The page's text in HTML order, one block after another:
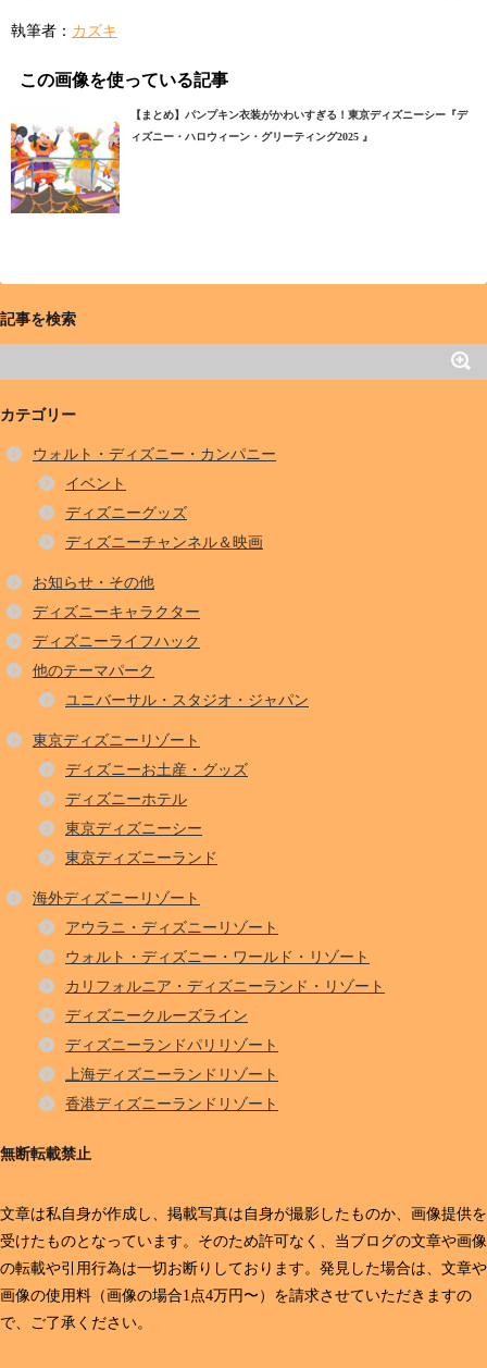
執筆者： カズキ
この画像を使っている記事
【まとめ】パンプキン衣装がかわいすぎる！東京ディズニーシー『デ
ィズニー・ハロウィーン・グリーティング2025 』
記事を検索
カテゴリー
ウォルト・ディズニー・カンパニー
イベント
ディズニーグッズ
ディズニーチャンネル＆映画
お知らせ・その他
ディズニーキャラクター
ディズニーライフハック
他のテーマパーク
ユニバーサル・スタジオ・ジャパン
東京ディズニーリゾート
ディズニーお土産・グッズ
ディズニーホテル
東京ディズニーシー
東京ディズニーランド
海外ディズニーリゾート
アウラニ・ディズニーリゾート
ウォルト・ディズニー・ワールド・リゾート
カリフォルニア・ディズニーランド・リゾート
ディズニークルーズライン
ディズニーランドパリリゾート
上海ディズニーランドリゾート
香港ディズニーランドリゾート
無断転載禁止
文章は私自身が作成し、掲載写真は自身が撮影したものか、画像提供を
受けたものとなっています。そのため許可なく、当ブログの文章や画像
の転載や引用行為は一切お断りしております。発見した場合は、文章や
画像の使用料（画像の場合1点4万円〜）を請求させていただきますの
で、ご了承ください。